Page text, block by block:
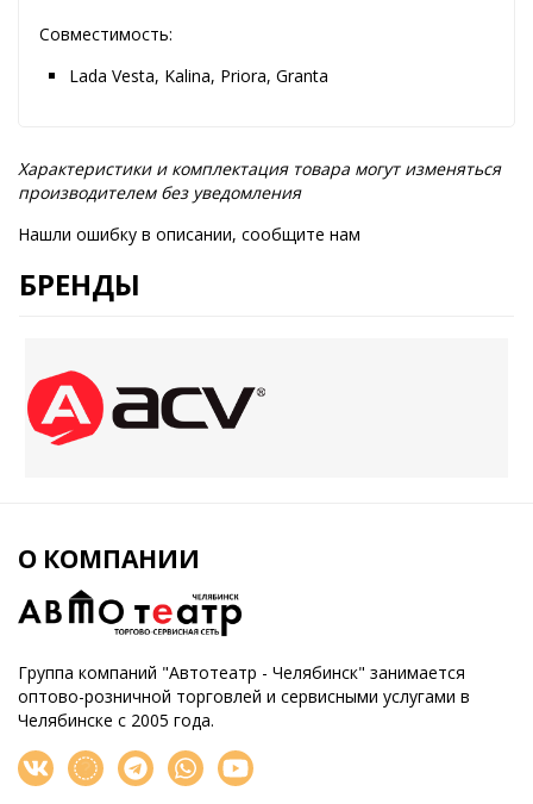
Совместимость:
Lada Vesta, Kalina, Priora, Granta
Характеристики и комплектация товара могут изменяться
производителем без уведомления
Нашли ошибку в описании, сообщите нам
БРЕНДЫ
О КОМПАНИИ
Группа компаний "Автотеатр - Челябинск" занимается
оптово-розничной торговлей и сервисными услугами в
Челябинске с 2005 года.